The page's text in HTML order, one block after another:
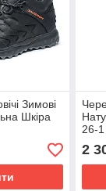
Зимові
Шкіра
26-1
2